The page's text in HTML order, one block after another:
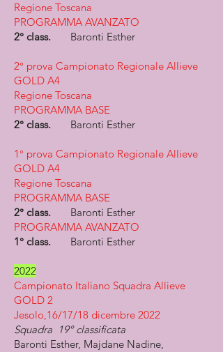
Regione Toscana
PROGRAMMA AVANZATO
2° class. Baronti Esther
2° prova Campionato Regionale Allieve
GOLD A4​
Regione Toscana
PROGRAMMA BASE
2° class. Baronti Esther
1° prova Campionato Regionale Allieve
GOLD A4​
Regione Toscana
PROGRAMMA BASE
2° class. Baronti Esther
PROGRAMMA AVANZATO
1° class. Baronti Esther
2022
Campionato Italiano Squadra Allieve
GOLD 2
Jesolo,16/17/18 dicembre 2022
Squadra 19° classificata
Baronti Esther, Majdane Nadine,